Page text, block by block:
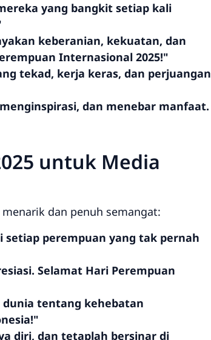
yang bangkit setiap kali
keberanian, kekuatan, dan
Internasional 2025!"
tekad, kerja keras, dan perjuangan
dan menebar manfaat.
untuk Media
dan penuh semangat:
setiap perempuan yang tak pernah
Selamat Hari Perempuan
tentang kehebatan
diri, dan tetaplah bersinar di